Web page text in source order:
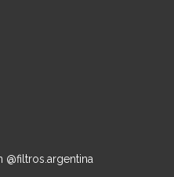
@filtros.argentina